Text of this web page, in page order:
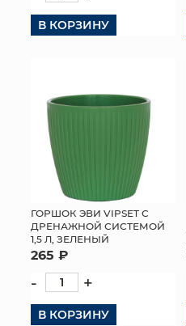
В КОРЗИНУ
ГОРШОК ЭВИ VIPSET С
ДРЕНАЖНОЙ СИСТЕМОЙ
1,5 Л, ЗЕЛЕНЫЙ
265 ₽
- +
В КОРЗИНУ